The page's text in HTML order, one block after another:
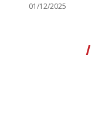
01/12/2025